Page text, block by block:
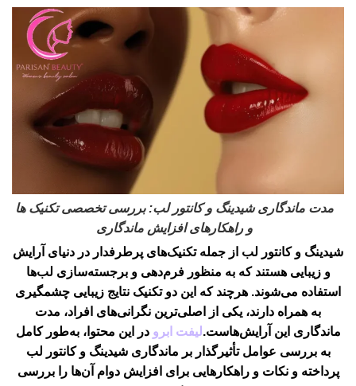
مدت ماندگاری شیدینگ و کانتور لب: بررسی تخصصی تکنیک ها
و راهکارهای افزایش ماندگاری
شیدینگ و کانتور لب از جمله تکنیک‌های پرطرفدار در دنیای آرایش
و زیبایی هستند که به منظور فرم‌دهی و برجسته‌سازی لب‌ها
استفاده می‌شوند. هرچند که این دو تکنیک نتایج زیبایی چشمگیری
به همراه دارند، یکی از اصلی‌ترین نگرانی‌های افراد، مدت
ماندگاری این آرایش‌هاست.لیفت ابرو در این محتوا، به‌طور کامل
به بررسی عوامل تأثیرگذار بر ماندگاری شیدینگ و کانتور لب
پرداخته و نکات و راهکارهایی برای افزایش دوام آن‌ها را بررسی